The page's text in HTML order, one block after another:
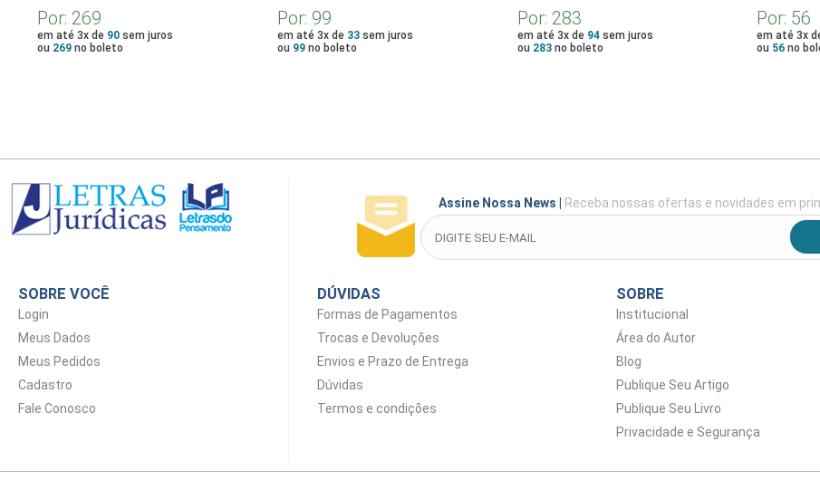
DIREITO ANIMAL
Por: 269
em até 3x de 90sem juros
ou 269no boleto
Por: 99
em até 3x de 33sem juros
ou 99no boleto
Por: 283
em até 3x de 94sem juros
ou 283no boleto
Por: 56
em até 3x
ou 56 no
Assine Nossa News Receba nossas ofertas e novidades em
SOBRE VOCÊ
Login
Meus Dados
Meus Pedidos
Cadastro
Fale Conosco
DÚVIDAS
Formas de Pagamentos
Trocas e Devoluções
Envios e Prazo de Entrega
Dúvidas
Termos e condições
SOBRE
Institucional
Área do Autor
Blog
Publique Seu Artigo
Publique Seu Livro
Privacidade e Segurança